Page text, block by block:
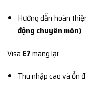
Hướng dẫn hoàn
động chuyên môn)
Visa E7mang lại:
Thu nhập cao và ổn